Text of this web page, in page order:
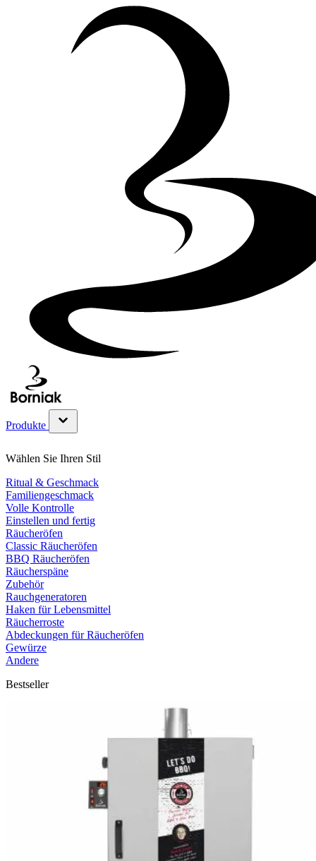
Produkte
Untermenü für Produkte Kategorie anzeigen
Wählen Sie Ihren Stil
Ritual & Geschmack
Familiengeschmack
Volle Kontrolle
Einstellen und fertig
Räucheröfen
Classic Räucheröfen
BBQ Räucheröfen
Räucherspäne
Zubehör
Rauchgeneratoren
Haken für Lebensmittel
Räucherroste
Abdeckungen für Räucheröfen
Gewürze
Andere
Bestseller